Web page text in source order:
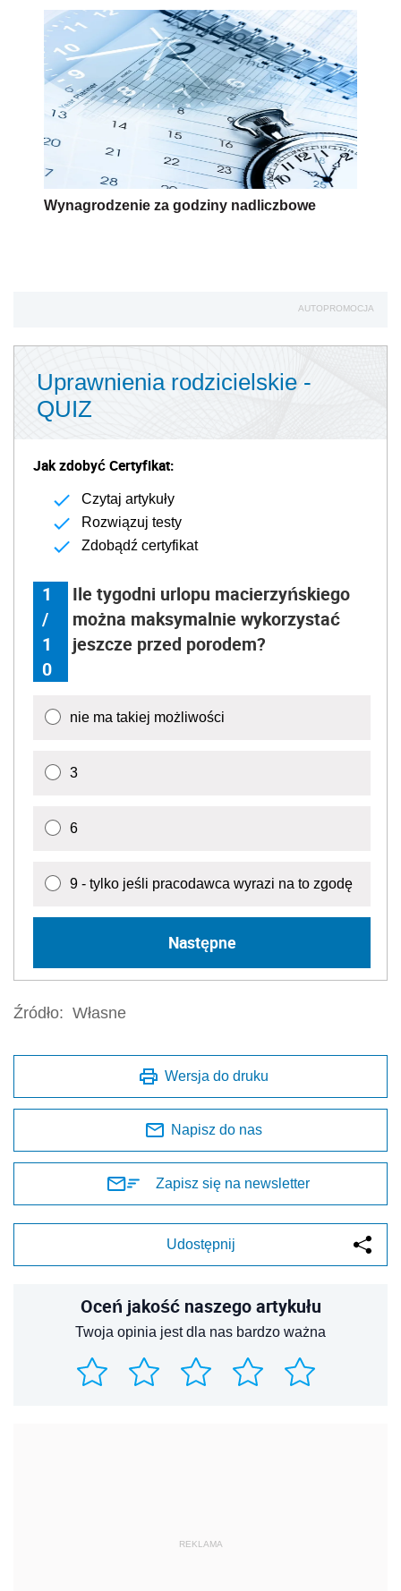
Wynagrodzenie za godziny nadliczbowe
AUTOPROMOCJA
Uprawnienia rodzicielskie -
QUIZ
Jak zdobyć Certyfikat:
Czytaj artykuły
Rozwiązuj testy
Zdobądź certyfikat
1
/
1
0
Ile tygodni urlopu macierzyńskiego
można maksymalnie wykorzystać
jeszcze przed porodem?
nie ma takiej możliwości
3
6
9 - tylko jeśli pracodawca wyrazi na to zgodę
Następne
Źródło: Własne
Wersja do druku
Napisz do nas
Zapisz się na newsletter
Udostępnij
Oceń jakość naszego artykułu
Twoja opinia jest dla nas bardzo ważna
REKLAMA